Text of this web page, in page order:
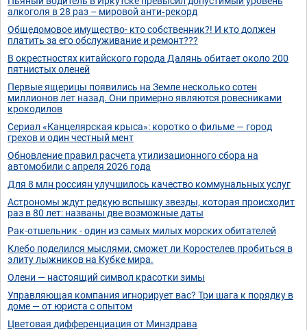
алкоголя в 28 раз – мировой анти‑рекорд
Общедомовое имущество- кто собственник?! И кто должен
платить за его обслуживание и ремонт???
В окрестностях китайского города Далянь обитает около 200
пятнистых оленей
Первые ящерицы появились на Земле несколько сотен
миллионов лет назад. Они примерно являются ровесниками
крокодилов
Сериал «Канцелярская крыса»: коротко о фильме — город
грехов и один честный мент
Обновление правил расчета утилизационного сбора на
автомобили с апреля 2026 года
Для 8 млн россиян улучшилось качество коммунальных услуг
Астрономы ждут редкую вспышку звезды, которая происходит
раз в 80 лет: названы две возможные даты
Рак-отшельник - один из самых милых морских обитателей
Клебо поделился мыслями, сможет ли Коростелев пробиться в
элиту лыжников на Кубке мира.
Олени — настоящий символ красотки зимы
Управляющая компания игнорирует вас? Три шага к порядку в
доме — от юриста с опытом
Цветовая дифференциация от Минздрава